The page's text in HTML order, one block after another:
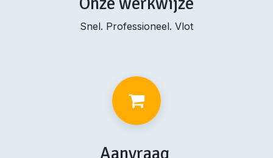
Snel. Professioneel. Vlot
Aanvraag